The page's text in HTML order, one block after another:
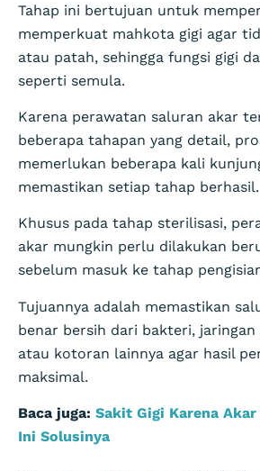
Tahap ini bertujuan untuk
memperkuat mahkota gigi agar
atau patah, sehingga fungsi gigi
seperti semula.
Karena perawatan saluran akar
beberapa tahapan yang detail,
memerlukan beberapa kali
memastikan setiap tahap berhasil.
Khusus pada tahap sterilisasi,
akar mungkin perlu dilakukan
sebelum masuk ke tahap
Tujuannya adalah memastikan
benar bersih dari bakteri, jaringan
atau kotoran lainnya agar hasil
maksimal.
Baca juga: Sakit Gigi Karena
Ini Solusinya